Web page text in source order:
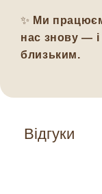
Відгуки
✨ Ми
нас знову —
близьким.